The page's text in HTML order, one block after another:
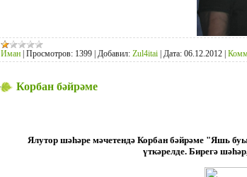
Иман Просмотров: 1399 Добавил: Zul4itai Дата: 06.12.2012
Корбан бәйрәме
Ялутор шәһәре мәчетендә Корбан бәйрәме "Яшь
үткәрелде. Бирегә